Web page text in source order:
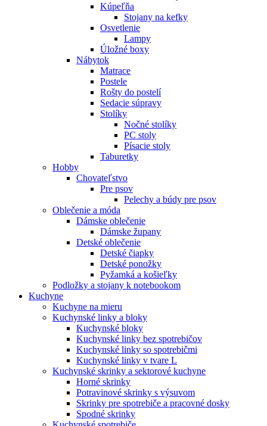
Kúpeľňa
Stojany na kefky
Osvetlenie
Lampy
Úložné boxy
Nábytok
Matrace
Postele
Rošty do postelí
Sedacie súpravy
Stolíky
Nočné stolíky
PC stoly
Písacie stoly
Taburetky
Hobby
Chovateľstvo
Pre psov
Pelechy a búdy pre psov
Oblečenie a móda
Dámske oblečenie
Dámske župany
Detské oblečenie
Detské čiapky
Detské ponožky
Pyžamká a košieľky
Podložky a stojany k notebookom
Kuchyne
Kuchyne na mieru
Kuchynské linky a bloky
Kuchynské bloky
Kuchynské linky bez spotrebičov
Kuchynské linky so spotrebičmi
Kuchynské linky v tvare L
Kuchynské skrinky a sektorové kuchyne
Horné skrinky
Potravinové skrinky s výsuvom
Skrinky pre spotrebiče a pracovné dosky
Spodné skrinky